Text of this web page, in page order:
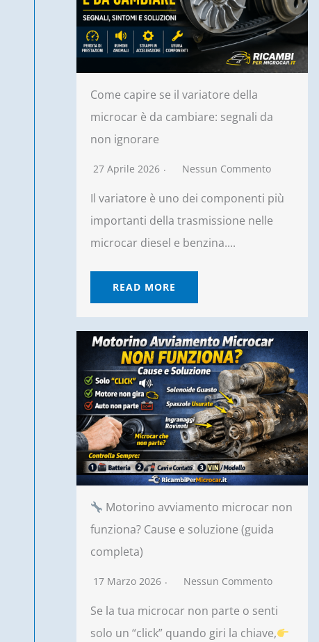
Come capire se il variatore della
microcar è da cambiare: segnali da
non ignorare
27 Aprile 2026 Nessun Commento
Il variatore è uno dei componenti più
importanti della trasmissione nelle
microcar diesel e benzina....
READ MORE
Motorino avviamento microcar non
funziona? Cause e soluzione (guida
completa)
17 Marzo 2026 Nessun Commento
Se la tua microcar non parte o senti
solo un “click” quando giri la chiave,